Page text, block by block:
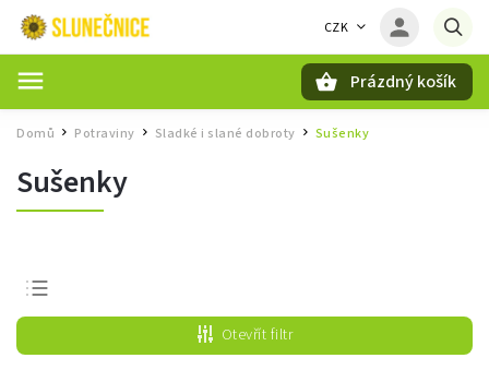
CZK
Prázdný košík
Domů / Potraviny Sladké i slané dobroty Sušenky
Sušenky
Nejprodávanější
Nejlevnější
Otevřít filtr